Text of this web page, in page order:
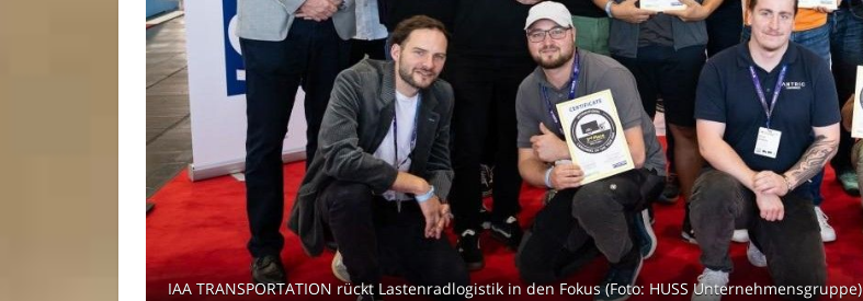
IAA TRANSPORTATION rückt Lastenradlogistik in den Fokus (Foto: HUSS Unternehmensgruppe)